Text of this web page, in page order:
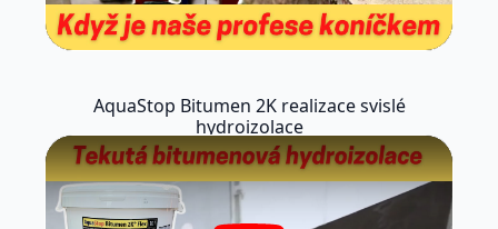
AquaStop Bitumen 2K realizace svislé
hydroizolace